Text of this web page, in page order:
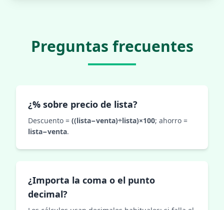
Preguntas frecuentes
¿% sobre precio de lista?
Descuento = ((lista−venta)÷lista)×100; ahorro =
lista−venta.
¿Importa la coma o el punto
decimal?